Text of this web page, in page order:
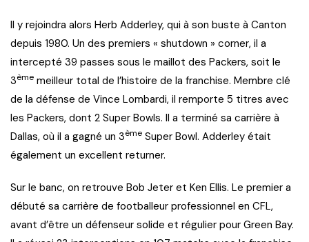
Il y rejoindra alors Herb Adderley, qui à son buste à Canton
depuis 1980. Un des premiers « shutdown » corner, il a
intercepté 39 passes sous le maillot des Packers, soit le
3ème meilleur total de l’histoire de la franchise. Membre clé
de la défense de Vince Lombardi, il remporte 5 titres avec
les Packers, dont 2 Super Bowls. Il a terminé sa carrière à
Dallas, où il a gagné un 3ème Super Bowl. Adderley était
également un excellent returner.
Sur le banc, on retrouve Bob Jeter et Ken Ellis. Le premier a
débuté sa carrière de footballeur professionnel en CFL,
avant d’être un défenseur solide et régulier pour Green Bay.